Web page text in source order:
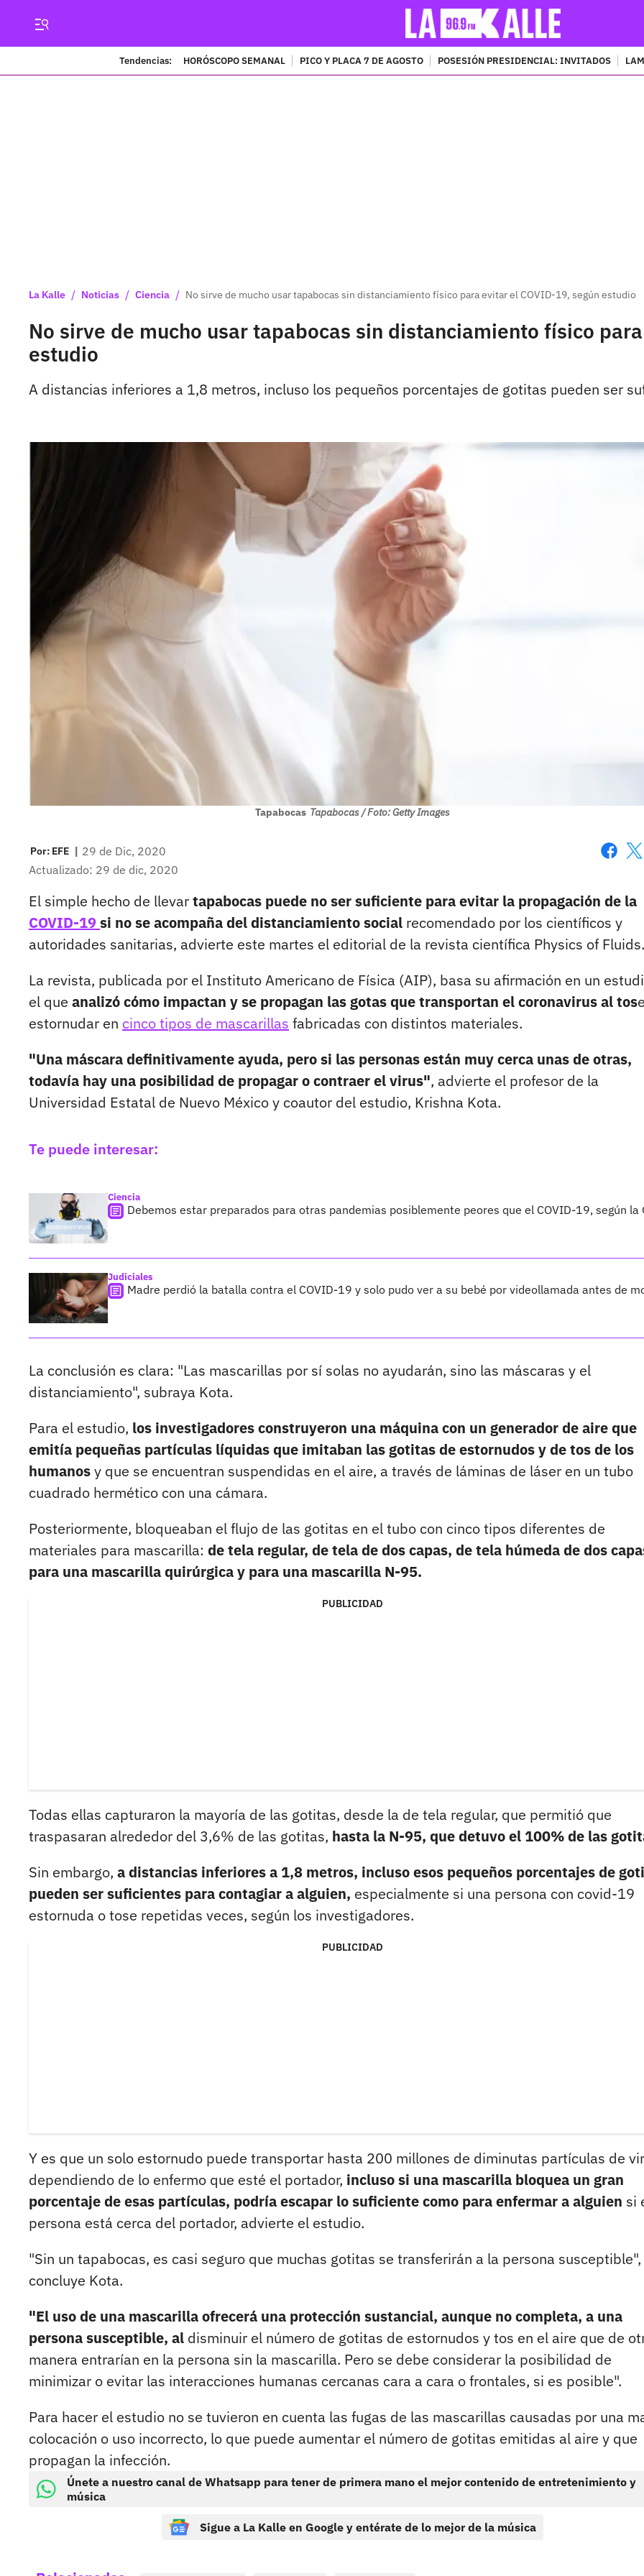
Tendencias: HORÓSCOPO SEMANAL PICO Y PLACA 7 DE AGOSTO POSESIÓN PRESIDENCIAL: INVITADOS
La Kalle / Noticias / Ciencia / No sirve de mucho usar tapabocas sin distanciamiento físico para evitar el COVID-19, según estudio
No sirve de mucho usar tapabocas sin distanciamiento físico
estudio
A distancias inferiores a 1,8 metros, incluso los pequeños porcentajes de gotitas pueden ser
Tapabocas Tapabocas / Foto: Getty Images
Por: EFE | 29 de Dic, 2020
Actualizado: 29 de dic, 2020
El simple hecho de llevartapabocas puede no ser suficiente para evitar la propagación de la
COVID-19si no se acompaña del distanciamiento social recomendado por los científicos y
autoridades sanitarias, advierte este martes el editorial de la revista científica Physics of Fluids.
La revista, publicada por el Instituto Americano de Física (AIP), basa su afirmación en un
el que analizó cómo impactan y se propagan las gotas que transportan el coronavirus al tos
estornudar en cinco tipos de mascarillas fabricadas con distintos materiales.
"Una máscara definitivamente ayuda, pero si las personas están muy cerca unas de otras,
todavía hay una posibilidad de propagar o contraer el virus", advierte el profesor de la
Universidad Estatal de Nuevo México y coautor del estudio, Krishna Kota.
Te puede interesar:
Ciencia
Debemos estar preparados para otras pandemias posiblemente peores que el COVID-19, según la
Judiciales
Madre perdió la batalla contra el COVID-19 y solo pudo ver a su bebé por videollamada antes de
La conclusión es clara: "Las mascarillas por sí solas no ayudarán, sino las máscaras y el
distanciamiento", subraya Kota.
Para el estudio, los investigadores construyeron una máquina con un generador de aire que
emitía pequeñas partículas líquidas que imitaban las gotitas de estornudos y de tos de los
humanosy que se encuentran suspendidas en el aire, a través de láminas de láser en un tubo
cuadrado hermético con una cámara.
Posteriormente, bloqueaban el flujo de las gotitas en el tubo con cinco tipos diferentes de
materiales para mascarilla: de tela regular, de tela de dos capas, de tela húmeda de dos
para una mascarilla quirúrgica y para una mascarilla N-95.
PUBLICIDAD
Todas ellas capturaron la mayoría de las gotitas, desde la de tela regular, que permitió que
traspasaran alrededor del 3,6% de las gotitas, hasta la N-95, que detuvo el 100% de las
Sin embargo, a distancias inferiores a 1,8 metros, incluso esos pequeños porcentajes de
pueden ser suficientes para contagiar a alguien, especialmente si una persona con covid-19
estornuda o tose repetidas veces, según los investigadores.
PUBLICIDAD
Y es que un solo estornudo puede transportar hasta 200 millones de diminutas partículas de
dependiendo de lo enfermo que esté el portador, incluso si una mascarilla bloquea un gran
porcentaje de esas partículas, podría escapar lo suficiente como para enfermar a alguien si
persona está cerca del portador, advierte el estudio.
"Sin un tapabocas, es casi seguro que muchas gotitas se transferirán a la persona susceptible",
concluye Kota.
"El uso de una mascarilla ofrecerá una protección sustancial, aunque no completa, a una
persona susceptible, al disminuir el número de gotitas de estornudos y tos en el aire que de
manera entrarían en la persona sin la mascarilla. Pero se debe considerar la posibilidad de
minimizar o evitar las interacciones humanas cercanas cara a cara o frontales, si es posible".
Para hacer el estudio no se tuvieron en cuenta las fugas de las mascarillas causadas por una
colocación o uso incorrecto, lo que puede aumentar el número de gotitas emitidas al aire y que
propagan la infección.
Únete a nuestro canal de Whatsapp para tener de primera mano el mejor contenido de entretenimiento y
música
Sigue a La Kalle en Google y entérate de lo mejor de la música